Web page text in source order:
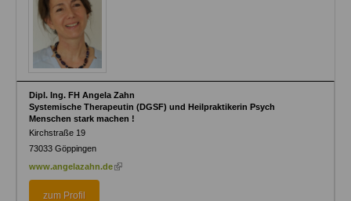
Dipl. Ing. FH Angela Zahn
Systemische Therapeutin (DGSF) und Heilpraktikerin Psych
Menschen stark machen !
Kirchstraße 19
73033 Göppingen
www.angelazahn.de (link
zum Profil